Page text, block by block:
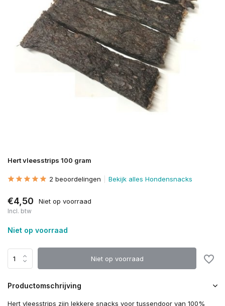
Hert vleesstrips 100 gram
2 beoordelingen Bekijk alles Hondensnacks
€4,50 Niet op voorraad
Incl. btw
Niet op voorraad
Niet op voorraad
Productomschrijving
Hert vleesstrips zijn lekkere snacks voor tussendoor van 100%